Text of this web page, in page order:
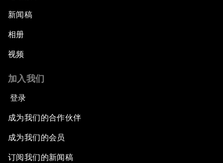
新闻稿
相册
视频
加入我们
登录
成为我们的合作伙伴
成为我们的会员
订阅我们的新闻稿